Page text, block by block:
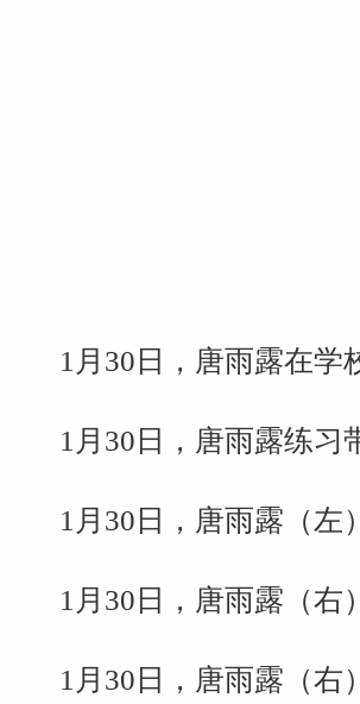
1月30日，唐雨露在学
1月30日，唐雨露练习
1月30日，唐雨露（左
1月30日，唐雨露（右
1月30日，唐雨露（右